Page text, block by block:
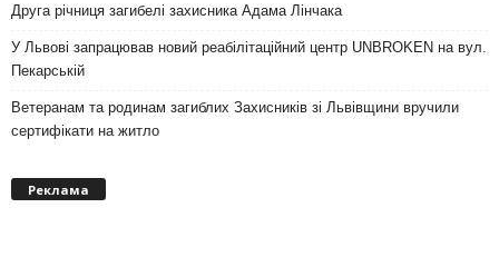
Друга річниця загибелі захисника Адама Лінчака
У Львові запрацював новий реабілітаційний центр UNBROKEN на вул.
Пекарській
Ветеранам та родинам загиблих Захисників зі Львівщини вручили
сертифікати на житло
Реклама